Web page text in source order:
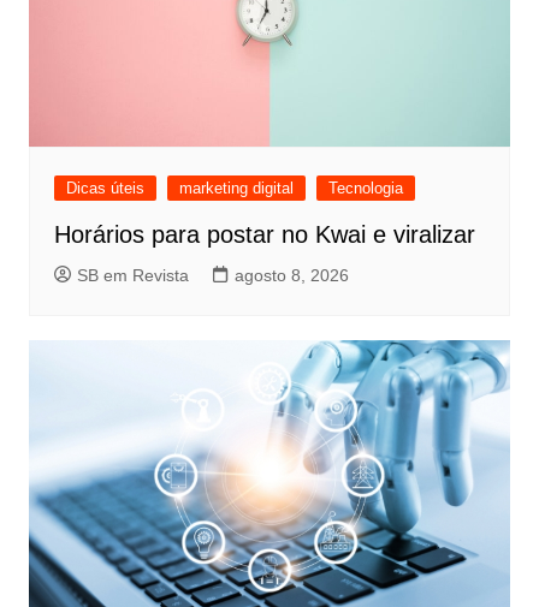
Dicas úteis marketing digital Tecnologia
Horários para postar no Kwai e viralizar
SB em Revista agosto 8, 2026